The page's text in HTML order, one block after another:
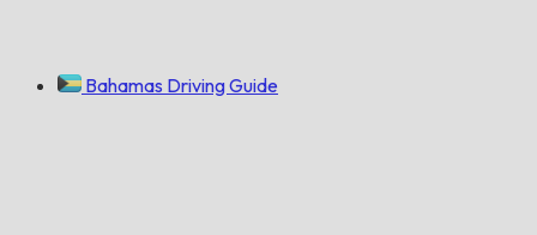
Bahamas Driving Guide